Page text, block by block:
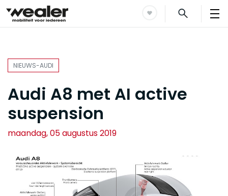
NIEUWS-AUDI
Audi A8 met AI active
suspension
maandag, 05 augustus 2019